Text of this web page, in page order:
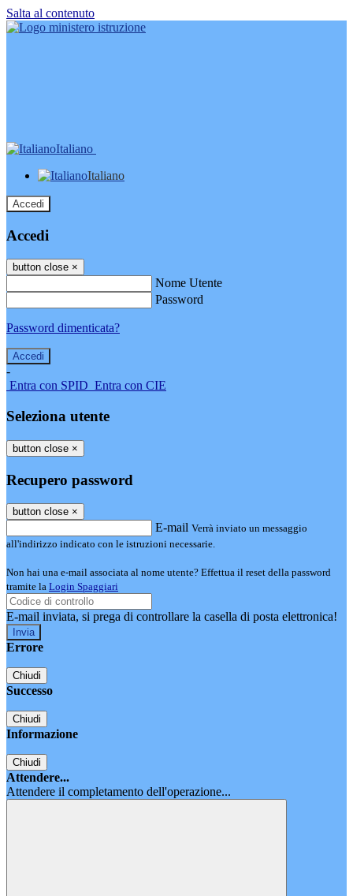
Salta al contenuto
Italiano
Italiano
Accedi
Accedi
button close ×
Nome Utente
Password
Password dimenticata?
-
Entra con SPID Entra con CIE
Seleziona utente
button close ×
Recupero password
button close ×
E-mail Verrà inviato un messaggio
all'indirizzo indicato con le istruzioni necessarie.
Non hai una e-mail associata al nome utente? Effettua il reset della password
tramite la Login Spaggiari
E-mail inviata, si prega di controllare la casella di posta elettronica!
Errore
Chiudi
Successo
Chiudi
Informazione
Chiudi
Attendere...
Attendere il completamento dell'operazione...